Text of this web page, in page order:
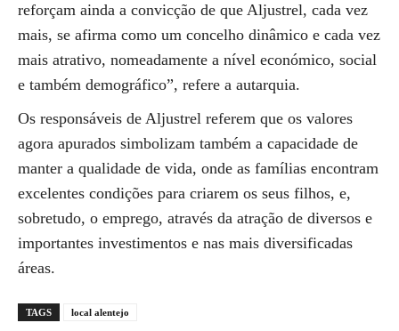
reforçam ainda a convicção de que Aljustrel, cada vez
mais, se afirma como um concelho dinâmico e cada vez
mais atrativo, nomeadamente a nível económico, social
e também demográfico”, refere a autarquia.
Os responsáveis de Aljustrel referem que os valores
agora apurados simbolizam também a capacidade de
manter a qualidade de vida, onde as famílias encontram
excelentes condições para criarem os seus filhos, e,
sobretudo, o emprego, através da atração de diversos e
importantes investimentos e nas mais diversificadas
áreas.
TAGS local alentejo